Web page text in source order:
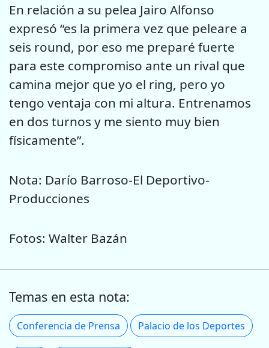
En relación a su pelea Jairo Alfonso
expresó “es la primera vez que peleare a
seis round, por eso me preparé fuerte
para este compromiso ante un rival que
camina mejor que yo el ring, pero yo
tengo ventaja con mi altura. Entrenamos
en dos turnos y me siento muy bien
físicamente”.
Nota: Darío Barroso-El Deportivo-
Producciones
Fotos: Walter Bazán
Temas en esta nota:
Conferencia de Prensa Palacio de los Deportes